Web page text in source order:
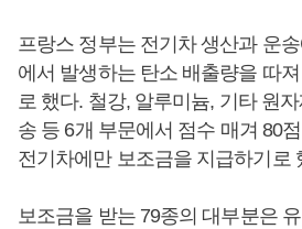
프랑스 정부는 전기차 생산과 운
에서 발생하는 탄소 배출량을 따
로 했다. 철강, 알루미늄, 기타 원
송 등 6개 부문에서 점수 매겨 80
전기차에만 보조금을 지급하기로
보조금을 받는 79종의 대부분은